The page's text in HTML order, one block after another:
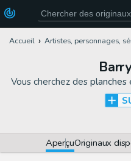
Accueil Artistes, personnages,
Vous cherchez des planches
AperçuOriginaux